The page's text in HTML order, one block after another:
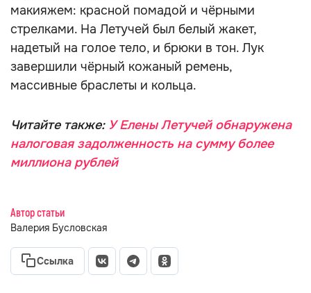
макияжем: красной помадой и чёрными
стрелками. На Летучей был белый жакет,
надетый на голое тело, и брюки в тон. Лук
завершили чёрный кожаный ремень,
массивные браслеты и кольца.
Читайте также: У Елены Летучей обнаружена
налоговая задолженность на сумму более
миллиона рублей
Автор статьи
Валерия Бусловская
Ссылка